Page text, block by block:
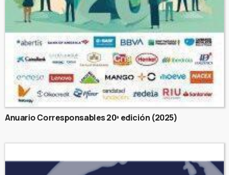
Anuario Corresponsables 20ª edición (2025)